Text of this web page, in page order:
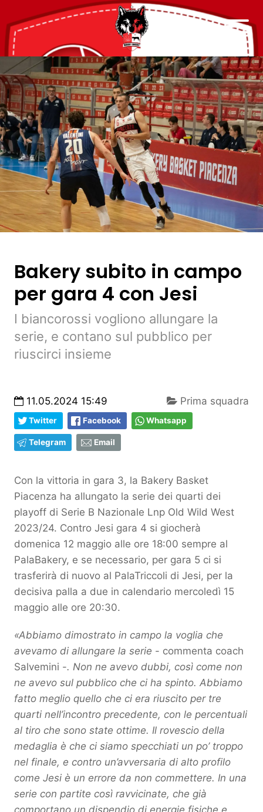
Bakery subito in campo
per gara 4 con Jesi
I biancorossi vogliono allungare la
serie, e contano sul pubblico per
riuscirci insieme
11.05.2024 15:49 Prima squadra
Twitter Facebook Whatsapp
Telegram Email
Con la vittoria in gara 3, la Bakery Basket
Piacenza ha allungato la serie dei quarti dei
playoff di Serie B Nazionale Lnp Old Wild West
2023/24. Contro Jesi gara 4 si giocherà
domenica 12 maggio alle ore 18:00 sempre al
PalaBakery, e se necessario, per gara 5 ci si
trasferirà di nuovo al PalaTriccoli di Jesi, per la
decisiva palla a due in calendario mercoledì 15
maggio alle ore 20:30.
«Abbiamo dimostrato in campo la voglia che
avevamo di allungare la serie - commenta coach
Salvemini -. Non ne avevo dubbi, così come non
ne avevo sul pubblico che ci ha spinto. Abbiamo
fatto meglio quello che ci era riuscito per tre
quarti nell’incontro precedente, con le percentuali
al tiro che sono state ottime. Il rovescio della
medaglia è che ci siamo specchiati un po’ troppo
nel finale, e contro un’avversaria di alto profilo
come Jesi è un errore da non commettere. In una
serie con partite così ravvicinate, che già
comportano un dispendio di energie fisiche e